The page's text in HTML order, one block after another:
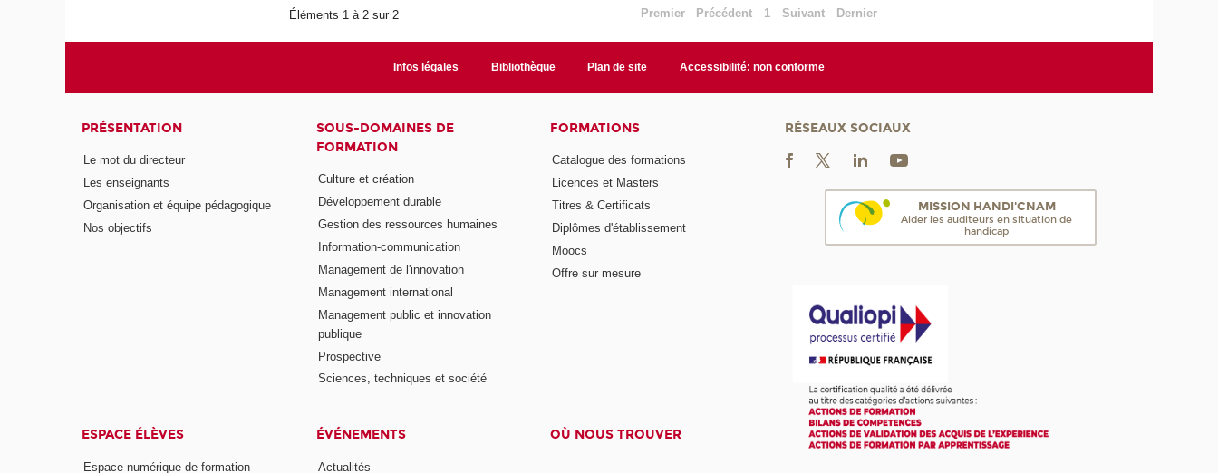
Éléments 1 à 2 sur 2 Premier Précédent 1 Suivant Dernier
Infos légales Bibliothèque Plan de site Accessibilité: non conforme
PRÉSENTATION
Le mot du directeur
Les enseignants
Organisation et équipe pédagogique
Nos objectifs
SOUS-DOMAINES DE
FORMATION
Culture et création
Développement durable
Gestion des ressources humaines
Information-communication
Management de l'innovation
Management international
Management public et innovation
publique
Prospective
Sciences, techniques et société
FORMATIONS
Catalogue des formations
Licences et Masters
Titres & Certificats
Diplômes d'établissement
Moocs
Offre sur mesure
ESPACE ÉLÈVES
Espace numérique de formation
ÉVÉNEMENTS
Actualités
OÙ NOUS TROUVER
RÉSEAUX SOCIAUX
MISSION HANDI'CNAM
Aider les auditeurs en situation de
handicap